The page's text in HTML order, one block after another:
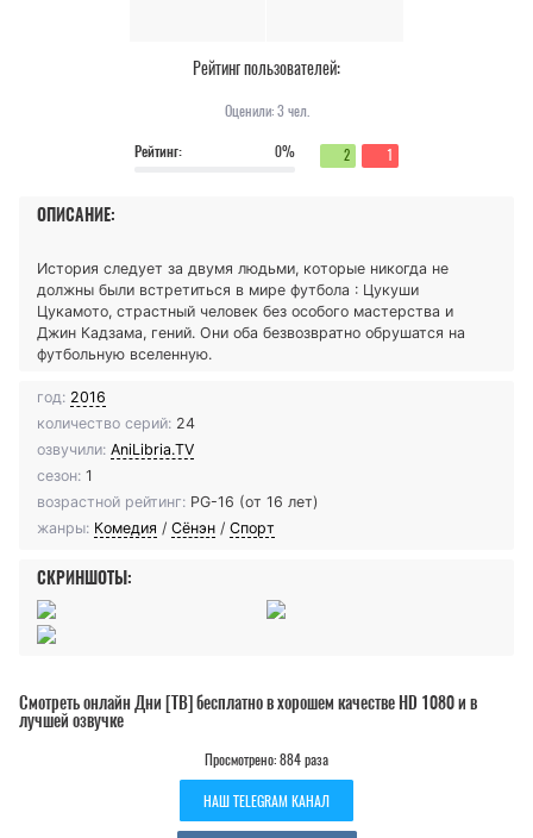
Рейтинг пользователей:
Оценили:3чел.
Рейтинг:
0% 2 1
ОПИСАНИЕ:
История следует за двумя людьми, которые никогда не
должны были встретиться в мире футбола : Цукуши
Цукамото, страстный человек без особого мастерства и
Джин Кадзама, гений. Они оба безвозвратно обрушатся на
футбольную вселенную.
год: 2016
количество серий: 24
озвучили: AniLibria.TV
сезон: 1
возрастной рейтинг: PG-16 (от 16 лет)
жанры: Комедия / Сёнэн / Спорт
СКРИНШОТЫ:
Смотреть онлайн Дни [ТВ] бесплатно в хорошем качестве HD 1080 и в
лучшей озвучке
Просмотрено: 884 раза
НАШ TELEGRAM КАНАЛ